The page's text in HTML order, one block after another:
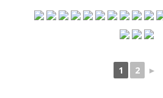
1 2 ►